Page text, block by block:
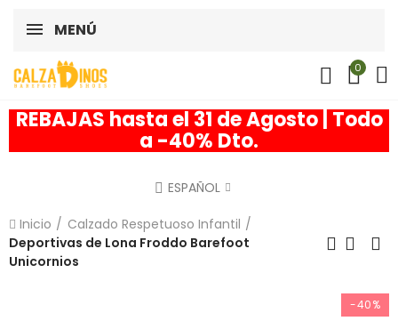
MENÚ
0
REBAJAS hasta el 31 de Agosto | Todo
a -40% Dto.
ESPAÑOL
Inicio
Calzado Respetuoso Infantil
Deportivas de Lona Froddo Barefoot
Unicornios
-40%